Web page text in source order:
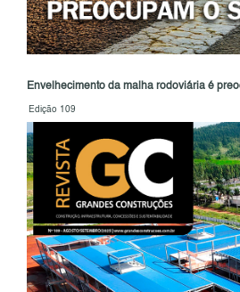
Envelhecimento da malha rodoviária é
Edição 109